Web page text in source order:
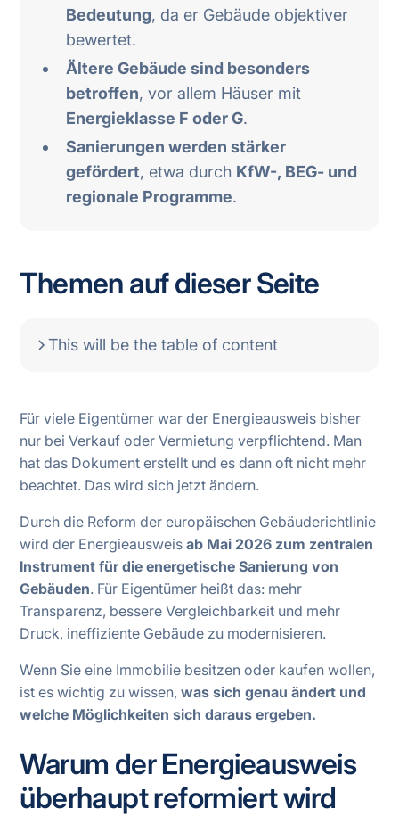
Bedeutung, da er Gebäude objektiver
bewertet.
Ältere Gebäude sind besonders
betroffen, vor allem Häuser mit
Energieklasse F oder G.
Sanierungen werden stärker
gefördert, etwa durch KfW-, BEG- und
regionale Programme.
Themen auf dieser Seite
This will be the table of content
Für viele Eigentümer war der Energieausweis bisher
nur bei Verkauf oder Vermietung verpflichtend. Man
hat das Dokument erstellt und es dann oft nicht mehr
beachtet. Das wird sich jetzt ändern.
Durch die Reform der europäischen Gebäuderichtlinie
wird der Energieausweisab Mai 2026 zum zentralen
Instrument für die energetische Sanierung von
Gebäuden. Für Eigentümer heißt das: mehr
Transparenz, bessere Vergleichbarkeit und mehr
Druck, ineffiziente Gebäude zu modernisieren.
Wenn Sie eine Immobilie besitzen oder kaufen wollen,
ist es wichtig zu wissen,was sich genau ändert und
welche Möglichkeiten sich daraus ergeben.
Warum der Energieausweis
überhaupt reformiert wird